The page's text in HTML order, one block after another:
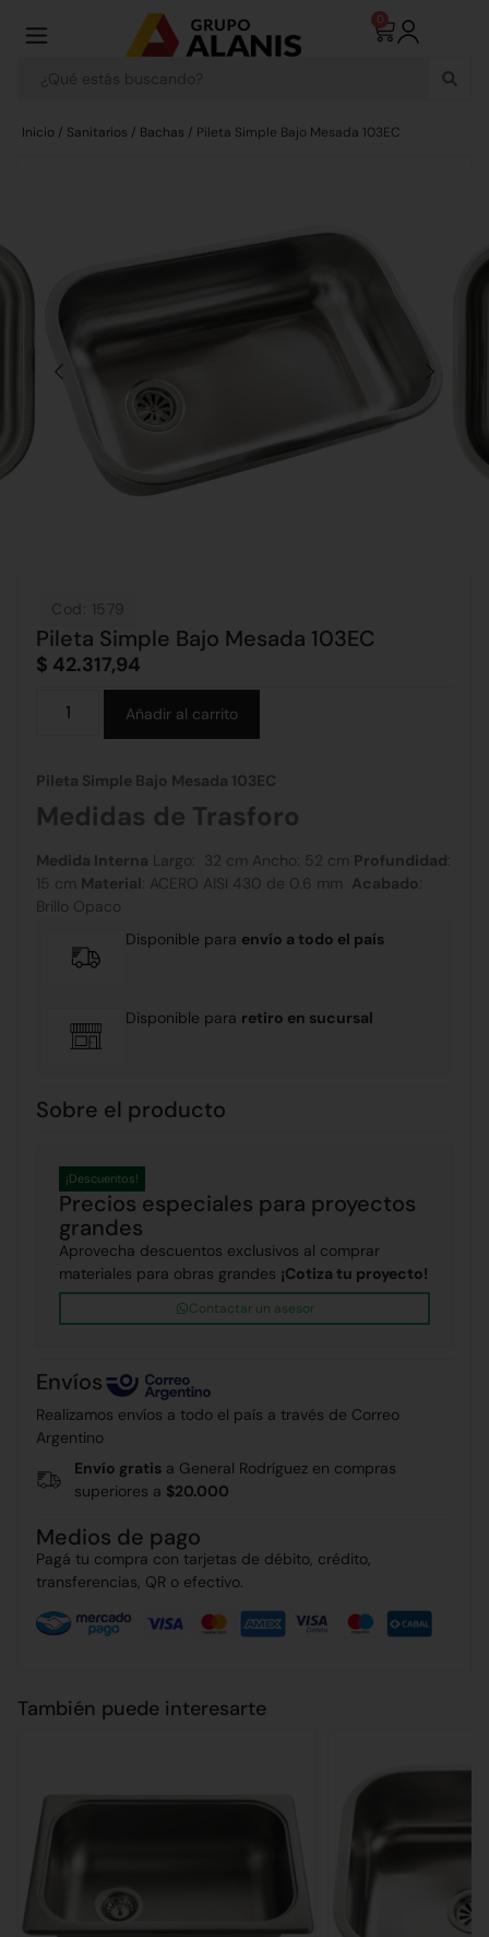
0
Inicio / Sanitarios / Bachas / Pileta Simple Bajo Mesada 103EC
Cod: 1579
Pileta Simple Bajo Mesada 103EC
$ 42.317,94
Añadir al carrito
Pileta Simple Bajo Mesada 103EC
Medidas de Trasforo
Medida Interna Largo: 32 cm Ancho: 52 cm Profundidad:
15 cm Material: ACERO AISI 430 de 0.6 mm Acabado:
Brillo Opaco
Disponible para envío a todo el país
Disponible para retiro en sucursal
Sobre el producto
Precios especiales para proyectos
grandes
¡Descuentos!
Aprovecha descuentos exclusivos al comprar
materiales para obras grandes ¡Cotiza tu proyecto!
Contactar un asesor
Envíos
Realizamos envíos a todo el país a través de Correo
Argentino
Envío gratis a General Rodríguez en compras
superiores a $20.000
Medios de pago
Pagá tu compra con tarjetas de débito, crédito,
transferencias, QR o efectivo.
También puede interesarte